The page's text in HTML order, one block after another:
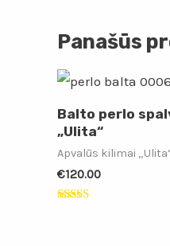
Panašūs
Balto perlo
„Ulita“
Apvalūs kilimai
€120.00